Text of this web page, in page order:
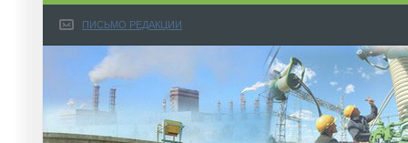
ПИСЬМО РЕДАКЦИИ